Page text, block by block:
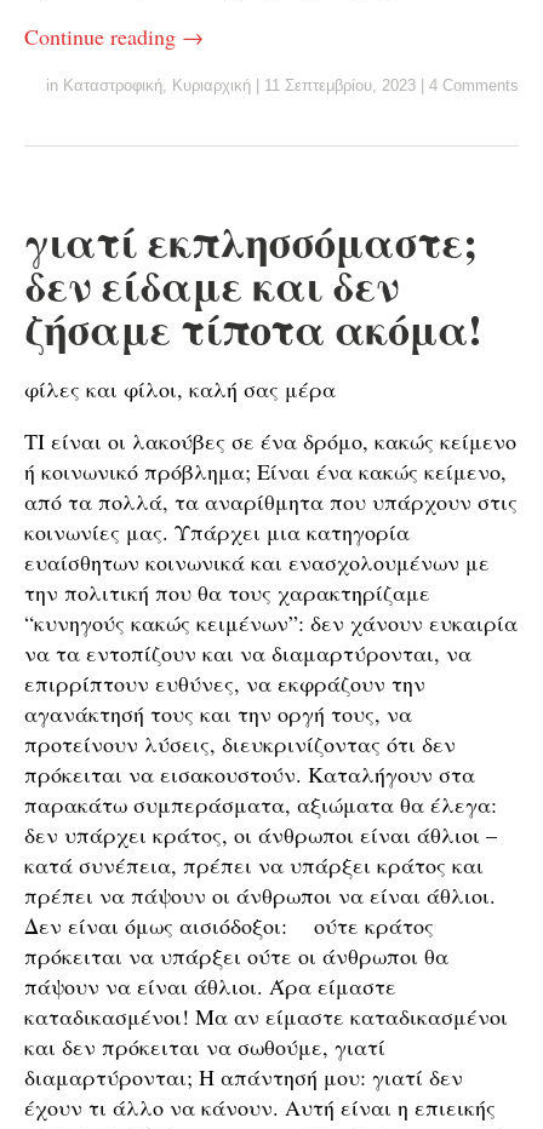
Continue reading →
in Καταστροφική, Κυριαρχική 11 Σεπτεμβρίου, 2023 4 Comments
γιατί εκπλησσόμαστε;
δεν είδαμε και δεν
ζήσαμε τίποτα ακόμα!
φίλες και φίλοι, καλή σας μέρα
ΤΙ είναι οι λακούβες σε ένα δρόμο, κακώς κείμενο
ή κοινωνικό πρόβλημα; Είναι ένα κακώς κείμενο,
από τα πολλά, τα αναρίθμητα που υπάρχουν στις
κοινωνίες μας. Υπάρχει μια κατηγορία
ευαίσθητων κοινωνικά και ενασχολουμένων με
την πολιτική που θα τους χαρακτηρίζαμε
“κυνηγούς κακώς κειμένων”: δεν χάνουν ευκαιρία
να τα εντοπίζουν και να διαμαρτύρονται, να
επιρρίπτουν ευθύνες, να εκφράζουν την
αγανάκτησή τους και την οργή τους, να
προτείνουν λύσεις, διευκρινίζοντας ότι δεν
πρόκειται να εισακουστούν. Καταλήγουν στα
παρακάτω συμπεράσματα, αξιώματα θα έλεγα:
δεν υπάρχει κράτος, οι άνθρωποι είναι άθλιοι –
κατά συνέπεια, πρέπει να υπάρξει κράτος και
πρέπει να πάψουν οι άνθρωποι να είναι άθλιοι.
Δεν είναι όμως αισιόδοξοι: ούτε κράτος
πρόκειται να υπάρξει ούτε οι άνθρωποι θα
πάψουν να είναι άθλιοι. Άρα είμαστε
καταδικασμένοι! Μα αν είμαστε καταδικασμένοι
και δεν πρόκειται να σωθούμε, γιατί
διαμαρτύρονται; Η απάντησή μου: γιατί δεν
έχουν τι άλλο να κάνουν. Αυτή είναι η επιεικής